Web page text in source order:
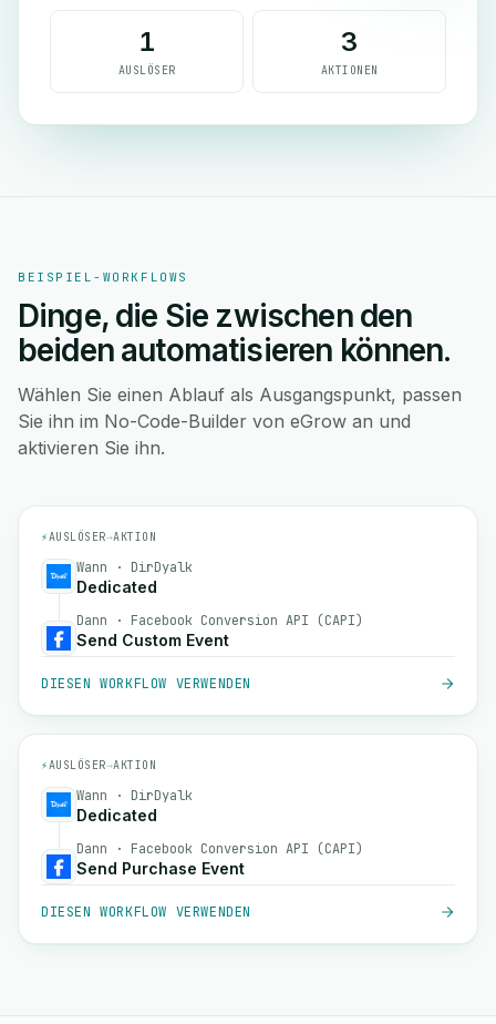
1
AUSLÖSER
3
AKTIONEN
BEISPIEL-WORKFLOWS
Dinge, die Sie zwischen den
beiden automatisieren können.
Wählen Sie einen Ablauf als Ausgangspunkt, passen
Sie ihn im No-Code-Builder von eGrow an und
aktivieren Sie ihn.
⚡AUSLÖSER→AKTION
Wann · DirDyalk
Dedicated
Dann · Facebook Conversion API (CAPI)
Send Custom Event
DIESEN WORKFLOW VERWENDEN
⚡AUSLÖSER→AKTION
Wann · DirDyalk
Dedicated
Dann · Facebook Conversion API (CAPI)
Send Purchase Event
DIESEN WORKFLOW VERWENDEN